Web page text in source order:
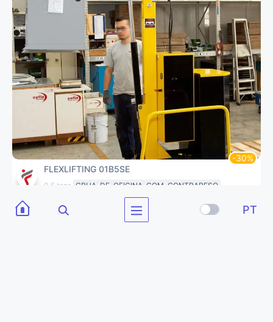
PT
FLEXLIFTING 01B5SE
0.5 tons GRUA-DE-OFICINA-COM-CONTRAPESO